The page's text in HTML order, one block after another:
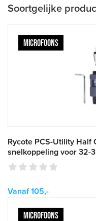
Soortgelijke
MICROFOONS
Rycote PCS-Utility Half
snelkoppeling voor 32-
Vanaf 105,-
MICROFOONS